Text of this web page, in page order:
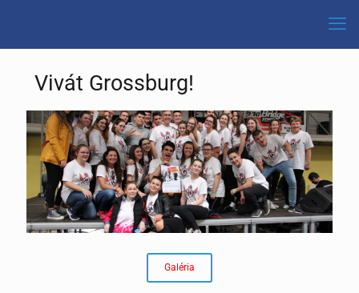
Vivát Grossburg!
Galéria